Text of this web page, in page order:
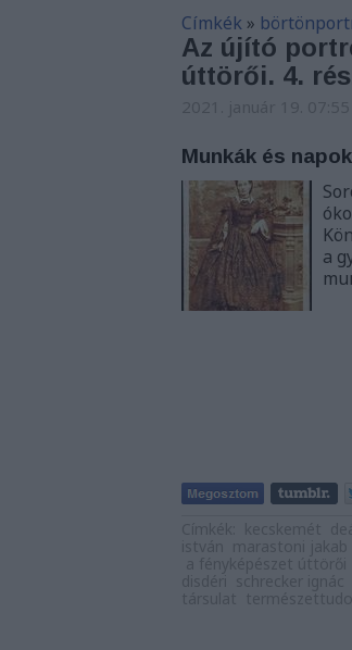
Címkék »
Az újító
úttörői. 4.
Munkák és
a